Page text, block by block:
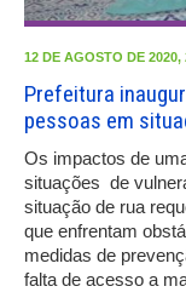
12 DE AGOSTO DE 2020,
Prefeitura
pessoas em
Os impactos de
situações de
situação de rua
que enfrentam
medidas de
falta de acesso a